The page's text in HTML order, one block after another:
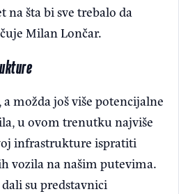
na šta bi sve trebalo da
Milan Lončar.
možda još više potencijalne
u ovom trenutku najviše
infrastrukture ispratiti
vozila na našim putevima.
su predstavnici